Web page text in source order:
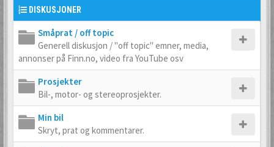
DISKUSJONER
Småprat / off topic
Generell diskusjon / "off topic" emner, media,
annonser på Finn.no, video fra YouTube osv
Prosjekter
Bil-, motor- og stereoprosjekter.
Min bil
Skryt, prat og kommentarer.